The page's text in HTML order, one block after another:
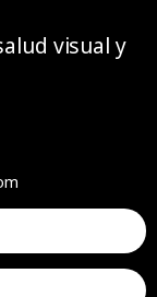
visual y